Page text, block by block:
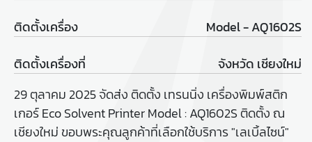
ติดตั้งเครื่อง Model - AQ1602S
ติดตั้งเครื่องที่
จังหวัด เชียงใหม่
29 ตุลาคม 2025 จัดส่ง ติดตั้ง เทรนนิ่ง เครื่องพิมพ์สติก
เกอร์ Eco Solvent Printer Model : AQ1602S ติดตั้ง ณ
เชียงใหม่ ขอบพระคุณลูกค้าที่เลือกใช้บริการ "เลเบิ้ลไซน์"